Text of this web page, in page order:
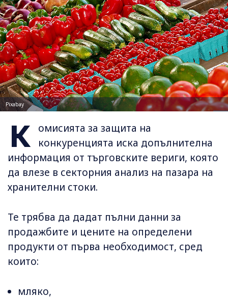
Pixabay
К
омисията за защита на
конкуренцията иска допълнителна
информация от търговските вериги, която
да влезе в секторния анализ на пазара на
хранителни стоки.
Те трябва да дадат пълни данни за
продажбите и цените на определени
продукти от първа необходимост, сред
които:
мляко,